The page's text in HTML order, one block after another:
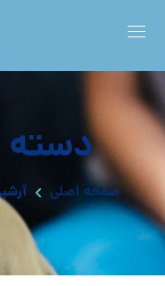
دسته
صفحه اصلی